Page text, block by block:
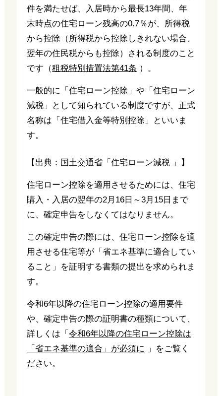
件を満たせば、入居時から最長13年間、年
末時点の住宅ローン残高の0.7％が、所得税
から控除（所得税から控除しきれない場合、
翌年の住民税からも控除）される制度のこと
です（租税特別措置法第41条 ）。
一般的に「住宅ローン控除」や「住宅ローン
減税」として知られている制度ですが、正式
名称は「住宅借入金等特別控除」といいま
す。
【出典：国土交通省「 住宅ローン減税」】
住宅ローン控除を適用させるためには、住宅
購入・入居の翌年の2月16日～3月15日まで
に、確定申告をしなくてはなりません。
この確定申告の際には、住宅ローン控除を適
用させる住宅等が「省エネ基準に適合してい
ること」を証明する書類の提出を求められま
す。
令和6年以降の住宅ローン控除の適用要件
や、確定申告の際の証明書の種類について、
詳しくは「 令和6年以降の住宅ローン控除は
「省エネ基準の適合」が必須に
」をご覧く
ださい。